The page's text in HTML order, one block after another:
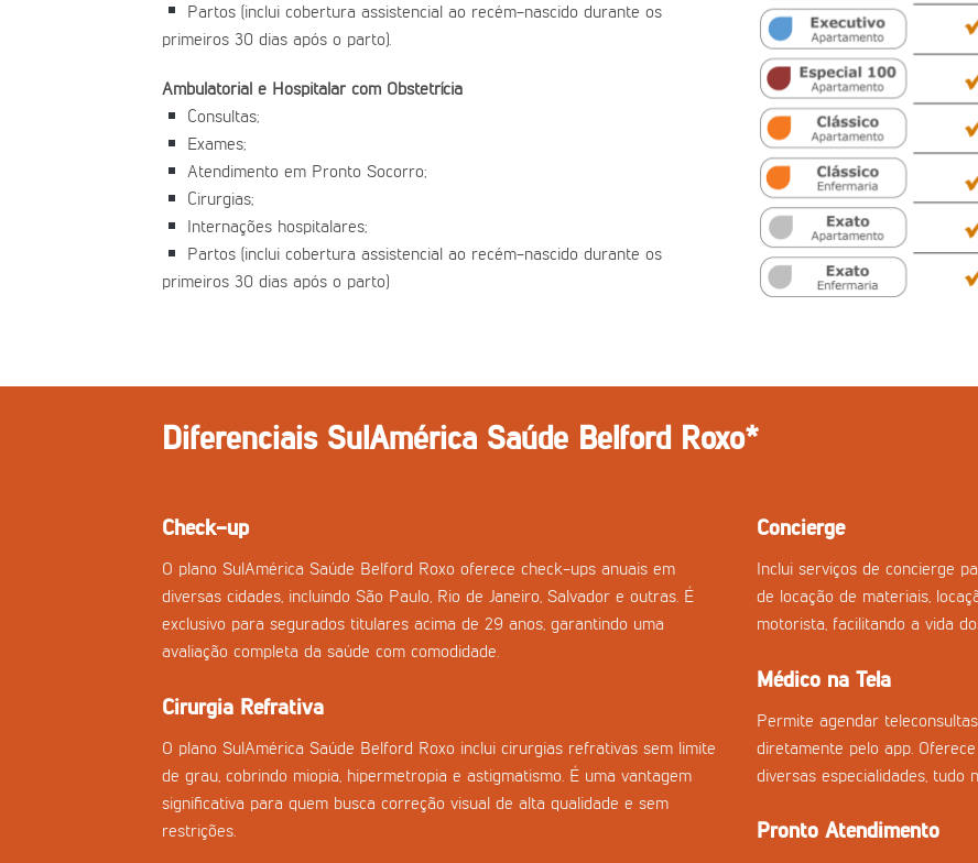
Partos (inclui cobertura assistencial ao recém-nascido durante os
primeiros 30 dias após o parto).
Ambulatorial e Hospitalar com Obstetrícia
Consultas;
Exames;
Atendimento em Pronto Socorro;
Cirurgias;
Internações hospitalares;
Partos (inclui cobertura assistencial ao recém-nascido durante os
primeiros 30 dias após o parto)
Diferenciais SulAmérica Saúde Belford Roxo*
Check-up
O plano SulAmérica Saúde Belford Roxo oferece check-ups anuais em
diversas cidades, incluindo São Paulo, Rio de Janeiro, Salvador e outras. É
exclusivo para segurados titulares acima de 29 anos, garantindo uma
avaliação completa da saúde com comodidade.
Cirurgia Refrativa
O plano SulAmérica Saúde Belford Roxo inclui cirurgias refrativas sem limite
de grau, cobrindo miopia, hipermetropia e astigmatismo. É uma vantagem
significativa para quem busca correção visual de alta qualidade e sem
restrições.
Concierge
Inclui serviços de concierge
de locação de materiais,
motorista, facilitando a vida
Médico na Tela
Permite agendar
diretamente pelo app.
diversas especialidades, tudo
Pronto Atendimento